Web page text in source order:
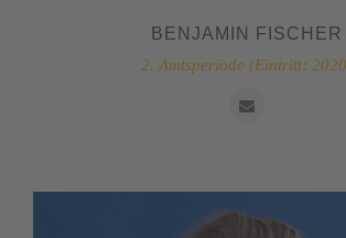
BENJAMIN FISCHER
2. Amtsperiode (Eintritt: